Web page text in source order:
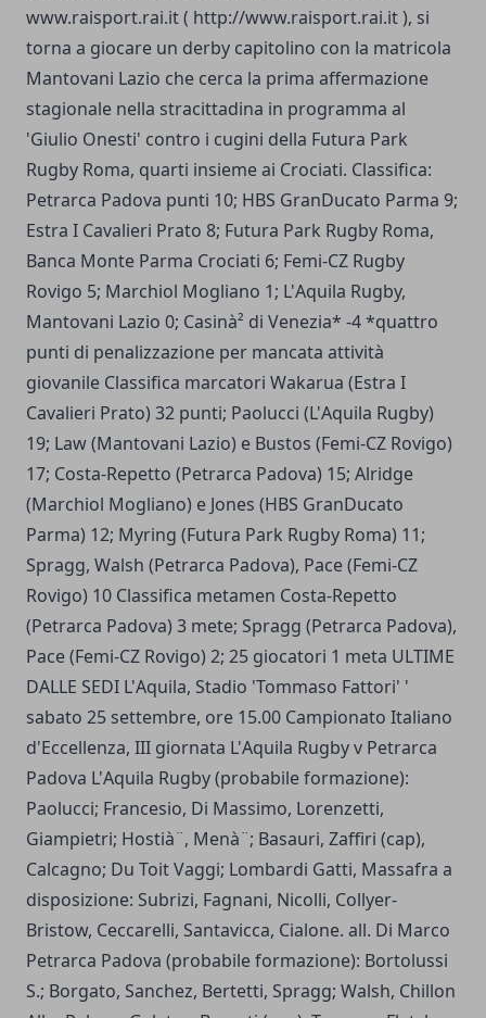
www.raisport.rai.it( http://www.raisport.rai.it), si
torna a giocare un derby capitolino con la matricola
Mantovani Lazio che cerca la prima affermazione
stagionale nella stracittadina in programma al
'Giulio Onesti' contro i cugini della Futura Park
Rugby Roma, quarti insieme ai Crociati. Classifica:
Petrarca Padova punti 10; HBS GranDucato Parma 9;
Estra I Cavalieri Prato 8; Futura Park Rugby Roma,
Banca Monte Parma Crociati 6; Femi-CZ Rugby
Rovigo 5; Marchiol Mogliano 1; L'Aquila Rugby,
Mantovani Lazio 0; Casinà² di Venezia* -4 *quattro
punti di penalizzazione per mancata attività
giovanile Classifica marcatori Wakarua (Estra I
Cavalieri Prato) 32 punti; Paolucci (L'Aquila Rugby)
19; Law (Mantovani Lazio) e Bustos (Femi-CZ Rovigo)
17; Costa-Repetto (Petrarca Padova) 15; Alridge
(Marchiol Mogliano) e Jones (HBS GranDucato
Parma) 12; Myring (Futura Park Rugby Roma) 11;
Spragg, Walsh (Petrarca Padova), Pace (Femi-CZ
Rovigo) 10 Classifica metamen Costa-Repetto
(Petrarca Padova) 3 mete; Spragg (Petrarca Padova),
Pace (Femi-CZ Rovigo) 2; 25 giocatori 1 meta ULTIME
DALLE SEDI L'Aquila, Stadio 'Tommaso Fattori' '
sabato 25 settembre, ore 15.00 Campionato Italiano
d'Eccellenza, III giornata L'Aquila Rugby v Petrarca
Padova L'Aquila Rugby (probabile formazione):
Paolucci; Francesio, Di Massimo, Lorenzetti,
Giampietri; Hostià¨, Menà¨; Basauri, Zaffiri (cap),
Calcagno; Du Toit Vaggi; Lombardi Gatti, Massafra a
disposizione: Subrizi, Fagnani, Nicolli, Collyer-
Bristow, Ceccarelli, Santavicca, Cialone. all. Di Marco
Petrarca Padova (probabile formazione): Bortolussi
S.; Borgato, Sanchez, Bertetti, Spragg; Walsh, Chillon